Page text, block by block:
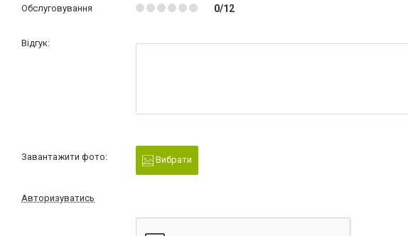
Обслуговування 0/12
Відгук:
Завантажити фото: Вибрати
Авторизуватись